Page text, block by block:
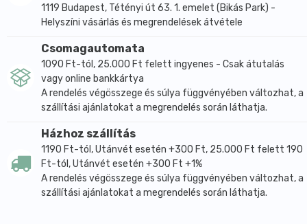
1119 Budapest, Tétényi út 63. 1. emelet (Bikás Park) -
Helyszíni vásárlás és megrendelések átvétele
Csomagautomata
1090 Ft-tól, 25.000 Ft felett ingyenes - Csak átutalás
vagy online bankkártya
A rendelés végösszege és súlya függvényében változhat, a
szállítási ajánlatokat a megrendelés során láthatja.
Házhoz szállítás
1190 Ft-tól, Utánvét esetén +300 Ft, 25.000 Ft felett 190
Ft-tól, Utánvét esetén +300 Ft +1%
A rendelés végösszege és súlya függvényében változhat, a
szállítási ajánlatokat a megrendelés során láthatja.